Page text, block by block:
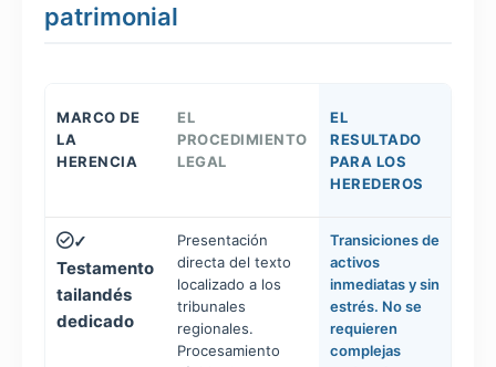
patrimonial
MARCO DE
LA
HERENCIA
EL
PROCEDIMIENTO
LEGAL
EL
RESULTADO
PARA LOS
HEREDEROS
✓
Testamento
tailandés
dedicado
Presentación
directa del texto
localizado a los
tribunales
regionales.
Procesamiento
Transiciones de
activos
inmediatas y sin
estrés. No se
requieren
complejas